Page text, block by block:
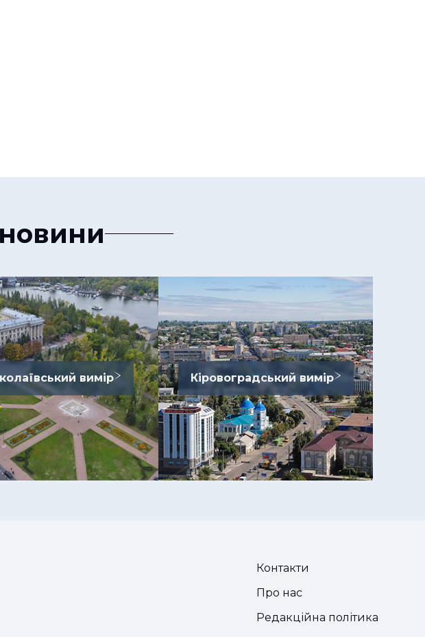
вимір Кіровоградський вимір
Контакти
Про нас
Редакційна політика